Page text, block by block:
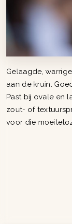
Gelaagde,
aan de kruin.
Past bij ovale en
zout- of
voor die